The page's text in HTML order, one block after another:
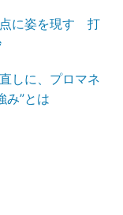
点に姿を現す 打
しに、プロマネ
み”とは